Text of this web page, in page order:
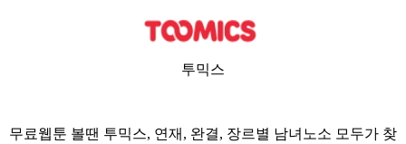
투믹스
무료웹툰 볼땐 투믹스, 연재, 완결, 장르별 남녀노소 모두가 찾